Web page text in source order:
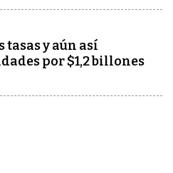
tasas y aún así
por $1,2 billones